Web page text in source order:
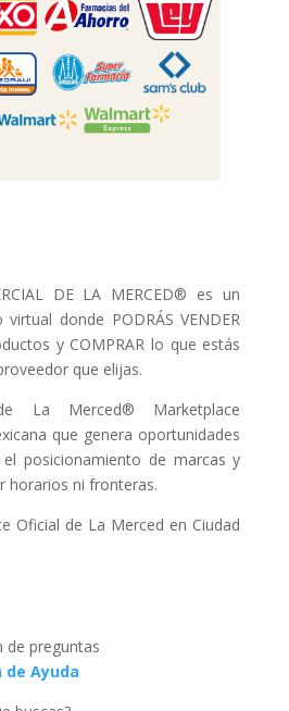
DE LA MERCED® es un
donde PODRÁS VENDER
y COMPRAR lo que estás
que elijas.
La Merced® Marketplace
que genera oportunidades
posicionamiento de marcas y
horarios ni fronteras.
Oficial de La Merced en Ciudad
de preguntas
de Ayuda